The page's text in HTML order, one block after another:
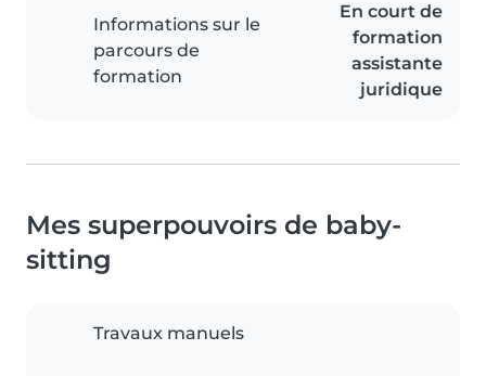
Informations sur le
parcours de
formation
En court de
formation
assistante
juridique
Mes superpouvoirs de baby-
sitting
Travaux manuels